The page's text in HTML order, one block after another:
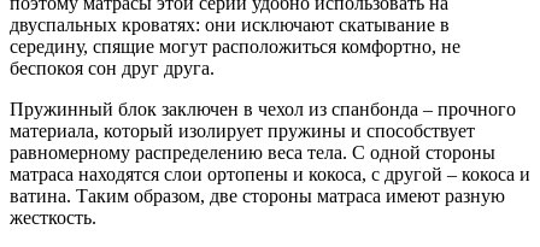
двуспальных кроватях: они исключают скатывание в
середину, спящие могут расположиться комфортно, не
беспокоя сон друг друга.
Пружинный блок заключен в чехол из спанбонда – прочного
материала, который изолирует пружины и способствует
равномерному распределению веса тела. С одной стороны
матраса находятся слои ортопены и кокоса, с другой – кокоса и
ватина. Таким образом, две стороны матраса имеют разную
жесткость.